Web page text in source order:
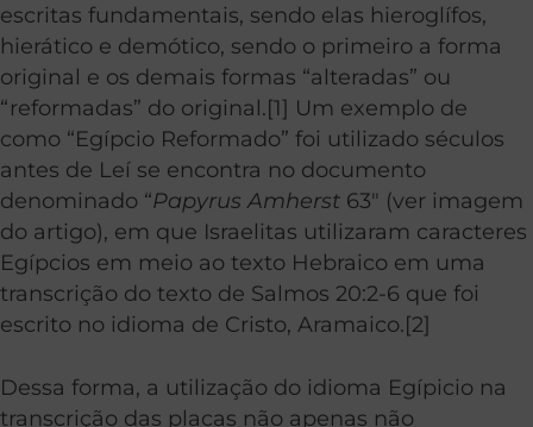
escritas fundamentais, sendo elas hieroglífos,
hierático e demótico, sendo o primeiro a forma
original e os demais formas “alteradas” ou
“reformadas” do original.[1] Um exemplo de
como “Egípcio Reformado” foi utilizado séculos
antes de Leí se encontra no documento
denominado “Papyrus Amherst 63″ (ver imagem
do artigo), em que Israelitas utilizaram caracteres
Egípcios em meio ao texto Hebraico em uma
transcrição do texto de Salmos 20:2-6 que foi
escrito no idioma de Cristo, Aramaico.[2]
Dessa forma, a utilização do idioma Egípicio na
transcrição das placas não apenas não